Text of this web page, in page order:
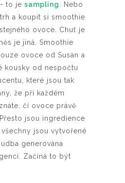
- to jesampling
. Nebo
a koupit si smoothie
ovoce. Chuť je
je jiná. Smoothie
ovoce od Susan a
kousky od nespočtu
které jsou tak
že při každém
čí ovoce právě
jsou ingredience
jsou vytvořené
generována
Začíná to být